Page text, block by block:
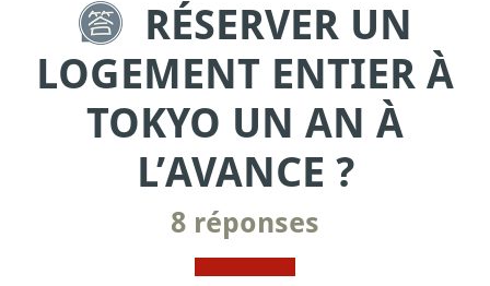
RÉSERVER UN
LOGEMENT ENTIER À
TOKYO UN AN À
L’AVANCE ?
8 réponses